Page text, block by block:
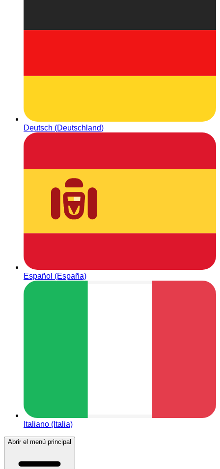
Deutsch (Deutschland)
Español (España)
Italiano (Italia)
Abrir el menú principal